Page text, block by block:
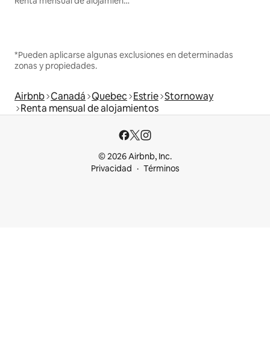
*Pueden aplicarse algunas exclusiones en determinadas
zonas y propiedades.
Airbnb Canadá Quebec Estrie Stornoway
Renta mensual de alojamientos
© 2026 Airbnb, Inc.
Privacidad
Términos